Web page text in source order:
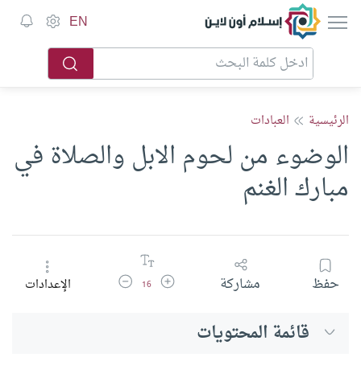
إسلام أون لاين EN
الرئيسية العبادات
الوضوء من لحوم الابل والصلاة في
مبارك الغنم
حفظ مشاركة زيادة حجم الخط
16 تقليل حجم الخطالإعدادات
قائمة المحتويات